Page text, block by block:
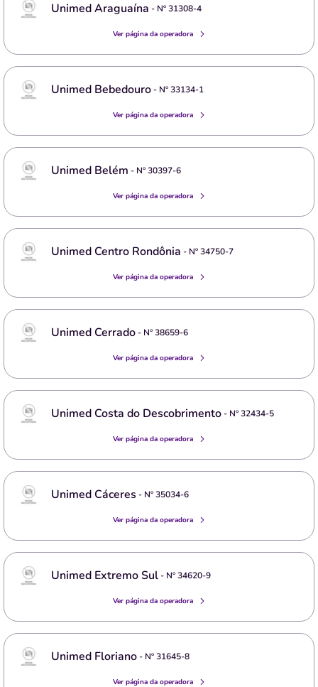
Unimed Araguaína - Nº31308-4
Ver página da operadora
Unimed Bebedouro- Nº33134-1
Ver página da operadora
Unimed Belém - Nº30397-6
Ver página da operadora
Unimed Centro Rondônia - Nº34750-7
Ver página da operadora
Unimed Cerrado- Nº38659-6
Ver página da operadora
Unimed Costa do Descobrimento- Nº32434-5
Ver página da operadora
Unimed Cáceres - Nº35034-6
Ver página da operadora
Unimed Extremo Sul- Nº34620-9
Ver página da operadora
Unimed Floriano- Nº31645-8
Ver página da operadora